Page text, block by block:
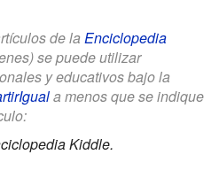
de la Enciclopedia
se puede utilizar
y educativos bajo la
a menos que se indique
Kiddle.